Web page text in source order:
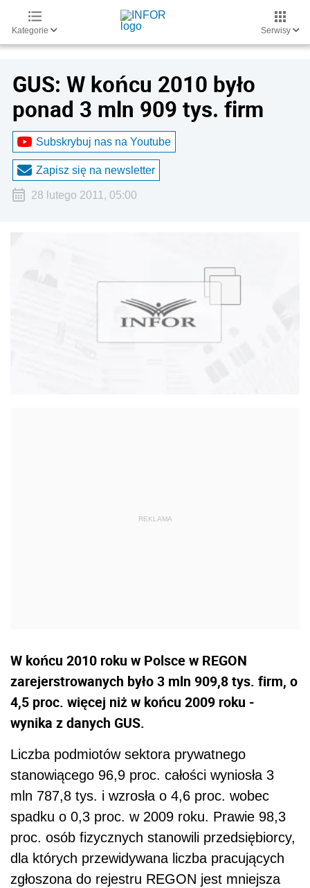
Kategorie Serwisy
GUS: W końcu 2010 było
ponad 3 mln 909 tys. firm
Subskrybuj nas na Youtube
Zapisz się na newsletter
28 lutego 2011, 05:00
W końcu 2010 roku w Polsce w REGON
zarejerstrowanych było 3 mln 909,8 tys. firm, o
4,5 proc. więcej niż w końcu 2009 roku -
wynika z danych GUS.
Liczba podmiotów sektora prywatnego
stanowiącego 96,9 proc. całości wyniosła 3
mln 787,8 tys. i wzrosła o 4,6 proc. wobec
spadku o 0,3 proc. w 2009 roku. Prawie 98,3
proc. osób fizycznych stanowili przedsiębiorcy,
dla których przewidywana liczba pracujących
zgłoszona do rejestru REGON jest mniejsza